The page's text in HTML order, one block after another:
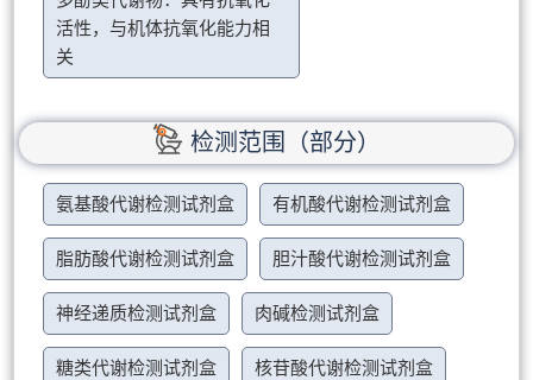
活性，与机体抗氧化能力相
关
检测范围（部分）
氨基酸代谢检测试剂盒 有机酸代谢检测试剂盒
脂肪酸代谢检测试剂盒 胆汁酸代谢检测试剂盒
神经递质检测试剂盒 肉碱检测试剂盒
糖类代谢检测试剂盒 核苷酸代谢检测试剂盒